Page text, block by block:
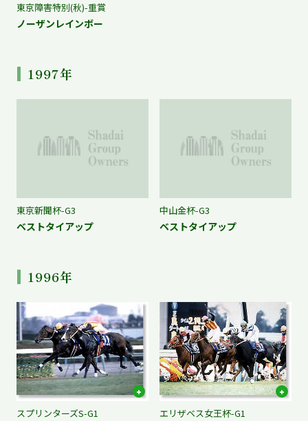
東京障害特別(秋)-重賞
ノーザンレインボー
1997年
東京新聞杯-G3
ベストタイアップ
中山金杯-G3
ベストタイアップ
1996年
スプリンターズS-G1 エリザベス女王杯-G1